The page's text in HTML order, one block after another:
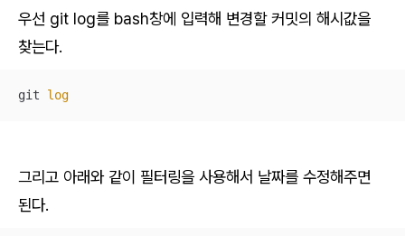
우선 git log를 bash창에 입력해 변경할 커밋의 해시값을
찾는다.
git log
그리고 아래와 같이 필터링을 사용해서 날짜를 수정해주면
된다.